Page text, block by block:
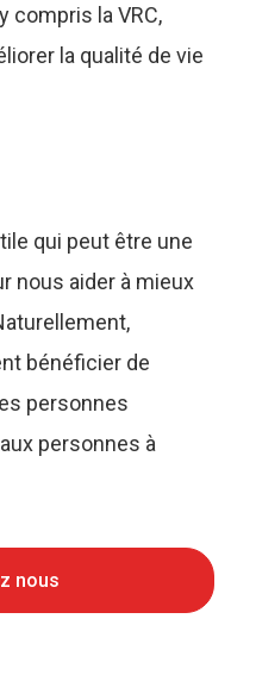
compris la VRC,
la qualité de vie
qui peut être une
nous aider à mieux
bénéficier de
personnes
personnes à
nous